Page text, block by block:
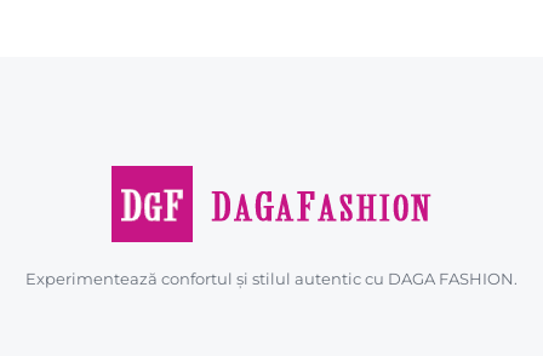
Experimentează confortul și stilul autentic cu DAGA FASHION.